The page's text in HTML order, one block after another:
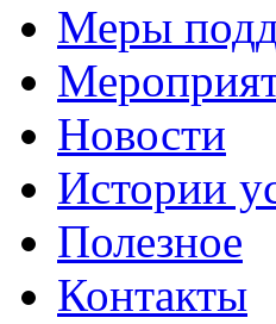
Меры
Новости
Истории
Полезное
Контакты